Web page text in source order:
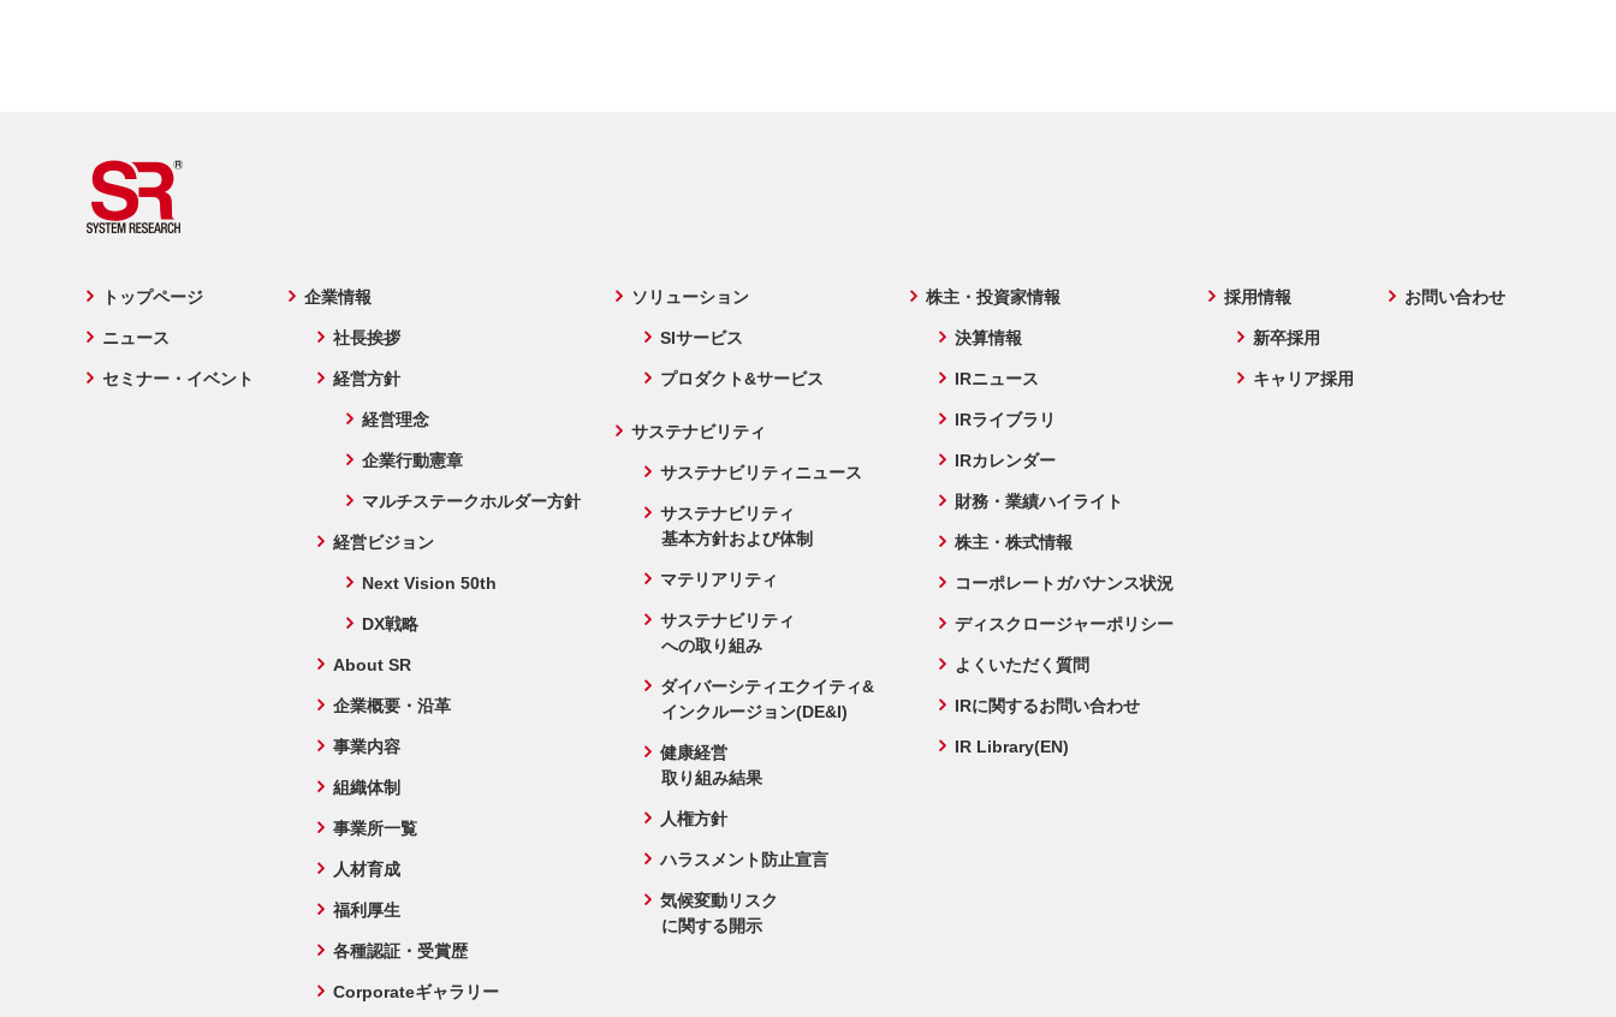
トップページ
ニュース
セミナー・イベント
企業情報
社長挨拶
経営方針
経営理念
企業行動憲章
マルチステークホルダー方針
経営ビジョン
Next Vision 50th
DX戦略
About SR
企業概要・沿革
事業内容
組織体制
事業所一覧
人材育成
福利厚生
各種認証・受賞歴
Corporateギャラリー
ソリューション
SIサービス
プロダクト&サービス
サステナビリティ
サステナビリティニュース
サステナビリティ
基本方針および体制
マテリアリティ
サステナビリティ
への取り組み
ダイバーシティエクイティ&
インクルージョン(DE&I)
健康経営
取り組み結果
人権方針
ハラスメント防止宣言
気候変動リスク
に関する開示
株主・投資家情報
決算情報
IRニュース
IRライブラリ
IRカレンダー
財務・業績ハイライト
株主・株式情報
コーポレートガバナンス状況
ディスクロージャーポリシー
よくいただく質問
IRに関するお問い合わせ
IR Library(EN)
採用情報
新卒採用
キャリア採用
お問い合わせ